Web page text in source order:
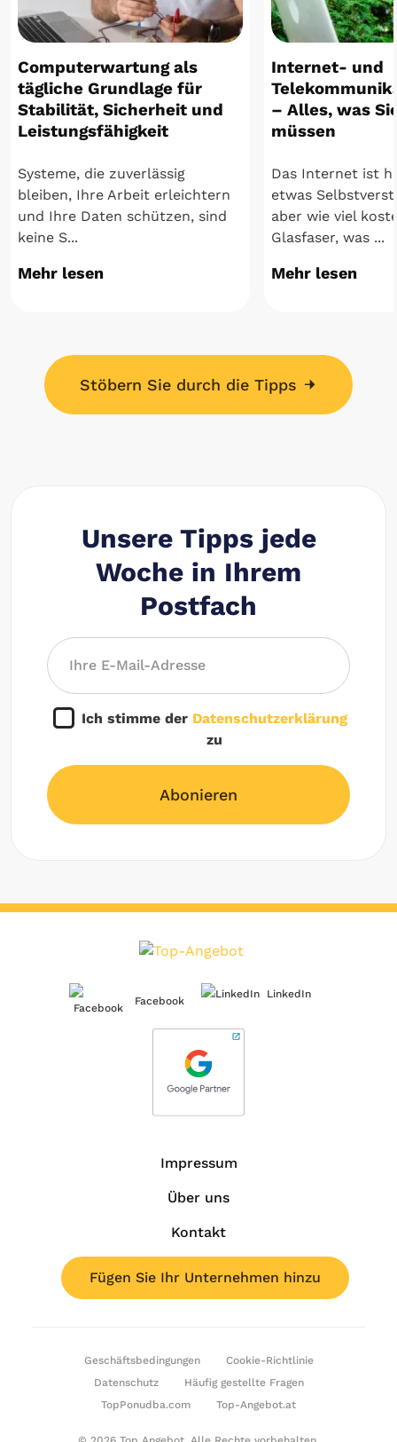
Computerwartung als
tägliche Grundlage für
Stabilität, Sicherheit und
Leistungsfähigkeit
Systeme, die zuverlässig
bleiben, Ihre Arbeit erleichtern
und Ihre Daten schützen, sind
keine S...
Mehr lesen
Internet- und
– Alles, was
müssen
Das Internet ist
etwas
aber wie viel
Glasfaser, was ...
Mehr lesen
Stöbern Sie durch die Tipps
Unsere Tipps jede
Woche in Ihrem
Postfach
Ich stimme der Datenschutzerklärung
zu
Abonieren
Facebook
LinkedIn
Impressum
Über uns
Kontakt
Fügen Sie Ihr Unternehmen hinzu
Geschäftsbedingungen
Cookie-Richtlinie
Datenschutz
Häufig gestellte Fragen
TopPonudba.com
Top-Angebot.at